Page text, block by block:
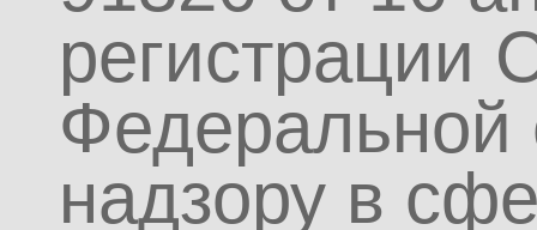
Федеральной
надзору в